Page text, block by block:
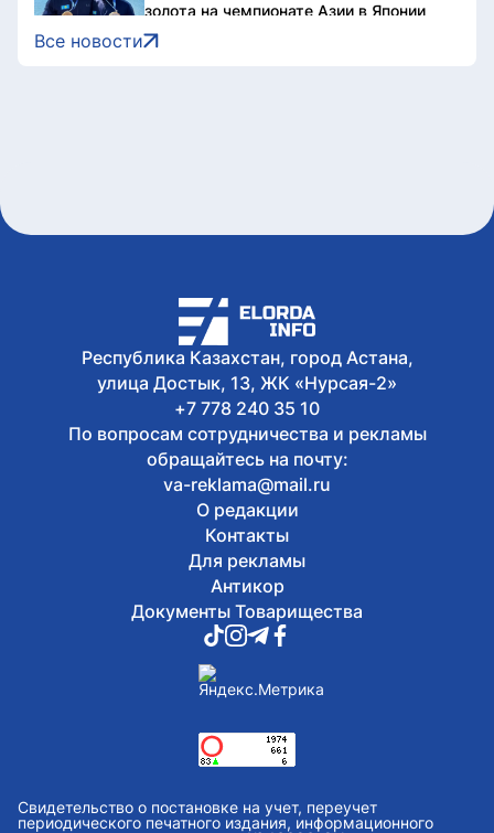
золота на чемпионате Азии в Японии
Сегодня, 11:34
Казахстанцам начали выдавать
нарушения ПДД в Астане с начала
Все новости
Республика Казахстан, город Астана,
улица Достык, 13, ЖК «Нурсая-2»
+7 778 240 35 10
По вопросам сотрудничества и рекламы
обращайтесь на почту:
va-reklama@mail.ru
О редакции
Контакты
Для рекламы
Антикор
Документы Товарищества
Свидетельство о постановке на учет, переучет
периодического печатного издания, информационного